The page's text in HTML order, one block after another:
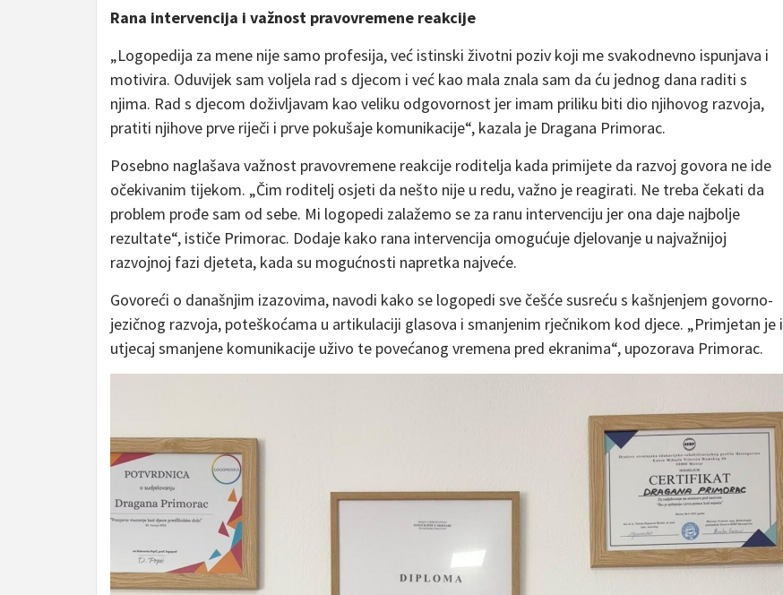
Rana intervencija i važnost pravovremene reakcije
„Logopedija za mene nije samo profesija, već istinski životni poziv koji me svakodnevno ispunjava i
motivira. Oduvijek sam voljela rad s djecom i već kao mala znala sam da ću jednog dana raditi s
njima. Rad s djecom doživljavam kao veliku odgovornost jer imam priliku biti dio njihovog razvoja,
pratiti njihove prve riječi i prve pokušaje komunikacije“, kazala je Dragana Primorac.
Posebno naglašava važnost pravovremene reakcije roditelja kada primijete da razvoj govora ne ide
očekivanim tijekom. „Čim roditelj osjeti da nešto nije u redu, važno je reagirati. Ne treba čekati da
problem prođe sam od sebe. Mi logopedi zalažemo se za ranu intervenciju jer ona daje najbolje
rezultate“, ističe Primorac. Dodaje kako rana intervencija omogućuje djelovanje u najvažnijoj
razvojnoj fazi djeteta, kada su mogućnosti napretka najveće.
Govoreći o današnjim izazovima, navodi kako se logopedi sve češće susreću s kašnjenjem govorno-
jezičnog razvoja, poteškoćama u artikulaciji glasova i smanjenim rječnikom kod djece. „Primjetan je i
utjecaj smanjene komunikacije uživo te povećanog vremena pred ekranima“, upozorava Primorac.